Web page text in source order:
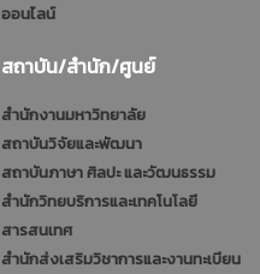
ออนไลน์
สถาบัน/สำนัก/ศูนย์
สำนักงานมหาวิทยาลัย
สถาบันวิจัยและพัฒนา
สถาบันภาษา ศิลปะ และวัฒนธรรม
สำนักวิทยบริการและเทคโนโลยี
สารสนเทศ
สำนักส่งเสริมวิชาการและงานทะเบียน